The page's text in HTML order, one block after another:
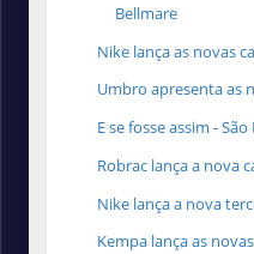
Bellmare
Nike lança as novas
Umbro apresenta as
E se fosse assim -
Robrac lança a nova
Nike lança a nova
Kempa lança as